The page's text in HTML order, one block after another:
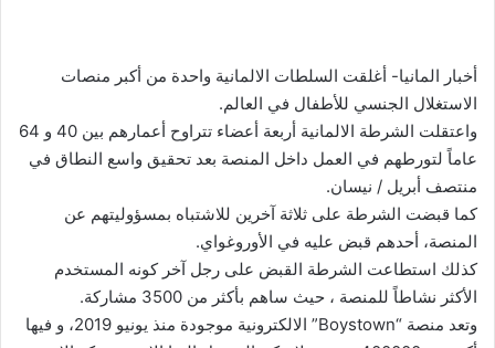
أخبار المانيا- أغلقت السلطات الالمانية واحدة من أكبر منصات
الاستغلال الجنسي للأطفال في العالم.
واعتقلت الشرطة الالمانية أربعة أعضاء تتراوح أعمارهم بين 40 و 64
عاماً لتورطهم في العمل داخل المنصة بعد تحقيق واسع النطاق في
منتصف أبريل / نيسان.
كما قبضت الشرطة على ثلاثة آخرين للاشتباه بمسؤوليتهم عن
المنصة، أحدهم قبض عليه في الأوروغواي.
كذلك استطاعت الشرطة القبض على رجل آخر كونه المستخدم
الأكثر نشاطاً للمنصة ، حيث ساهم بأكثر من 3500 مشاركة.
وتعد منصة “Boystown” الالكترونية موجودة منذ يونيو 2019، و فيها